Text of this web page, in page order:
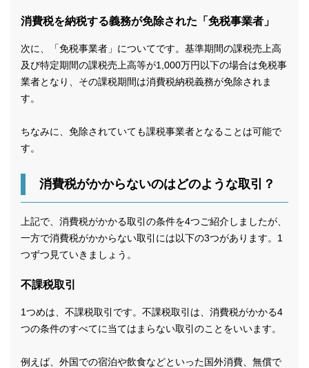
消費税を納税する義務が免除された「免税事業者」
次に、「免税事業者」についてです。基準期間の課税売上高
及び特定期間の課税売上高等が1,000万円以下の場合は免税事
業者となり、その課税期間は消費税納税義務が免除されま
す。
ちなみに、免除されていても課税事業者となることは可能で
す。
消費税がかからないのはどのような取引？
上記で、消費税がかかる取引の条件を4つご紹介しましたが、
一方で消費税がかからない取引には以下の3つがあります。1
つずつ見ていきましょう。
不課税取引
1つめは、不課税取引です。不課税取引は、消費税がかかる4
つの条件のすべてに当てはまらない取引のことをいいます。
例えば、外国での宿泊や飲食などといった国外消費、無償で